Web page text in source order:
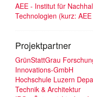
AEE - Institut für
Technologien (kurz:
Projektpartner
GrünStattGrau
Innovations-GmbH
Hochschule Luzern
Technik & Architektur